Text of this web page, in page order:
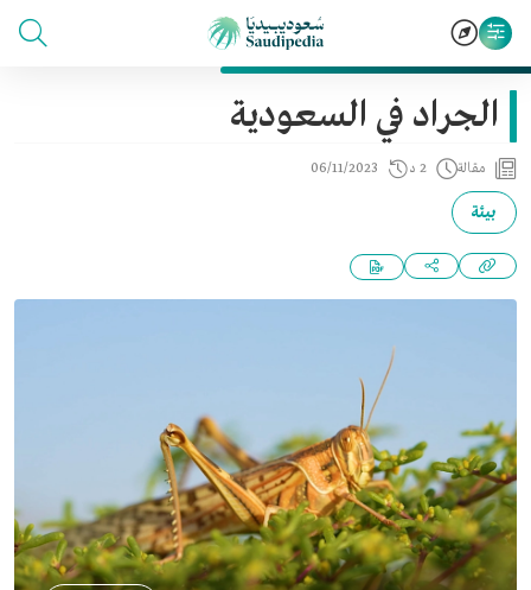
الجراد في السعودية
مقالة 2 د 06/11/2023
بيئة